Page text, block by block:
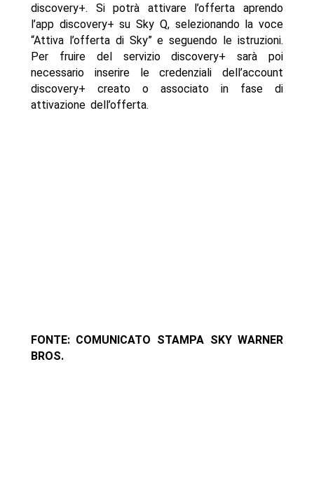
discovery+. Si potrà attivare l’offerta aprendo
l’app discovery+ su Sky Q, selezionando la voce
“Attiva l’offerta di Sky” e seguendo le istruzioni.
Per fruire del servizio discovery+ sarà poi
necessario inserire le credenziali dell’account
discovery+ creato o associato in fase di
attivazione dell’offerta.
FONTE: COMUNICATO STAMPA SKY WARNER
BROS.